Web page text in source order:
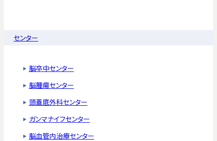
センター
脳卒中センター
脳腫瘍センター
頭蓋底外科センター
ガンマナイフセンター
脳血管内治療センター